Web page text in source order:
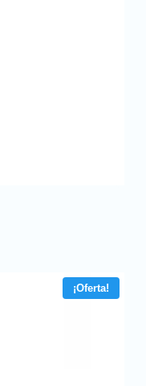
¡Oferta!